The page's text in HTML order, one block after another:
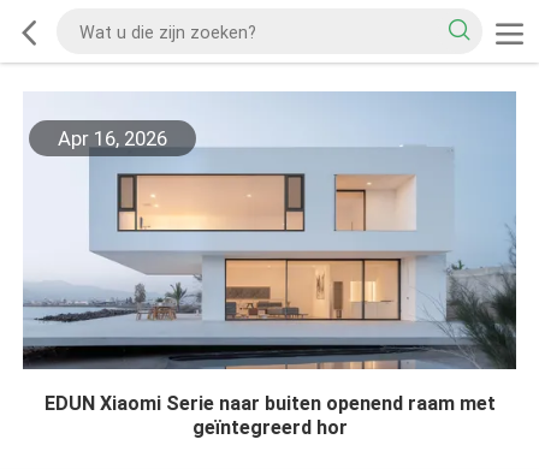
Apr 16, 2026
EDUN Xiaomi Serie naar buiten openend raam met
geïntegreerd hor